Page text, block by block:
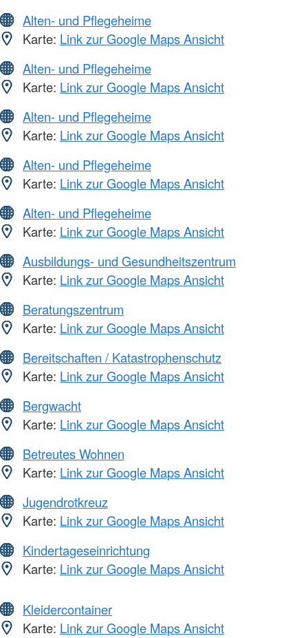
Alten- und Pflegeheime
Karte: Link zur Google Maps Ansicht
Alten- und Pflegeheime
Karte: Link zur Google Maps Ansicht
Alten- und Pflegeheime
Karte: Link zur Google Maps Ansicht
Alten- und Pflegeheime
Karte: Link zur Google Maps Ansicht
Alten- und Pflegeheime
Karte: Link zur Google Maps Ansicht
Ausbildungs- und Gesundheitszentrum
Karte: Link zur Google Maps Ansicht
Beratungszentrum
Karte: Link zur Google Maps Ansicht
Bereitschaften / Katastrophenschutz
Karte: Link zur Google Maps Ansicht
Bergwacht
Karte: Link zur Google Maps Ansicht
Betreutes Wohnen
Karte: Link zur Google Maps Ansicht
Jugendrotkreuz
Karte: Link zur Google Maps Ansicht
Kindertageseinrichtung
Karte: Link zur Google Maps Ansicht
Kleidercontainer
Karte: Link zur Google Maps Ansicht